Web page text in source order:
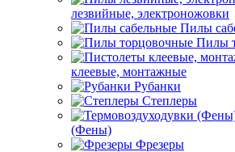
лезвийные, электроножовки
Пилы
Пилы
клеевые, монтажные
Рубанки
Степлеры
(Фены)
Фрезеры